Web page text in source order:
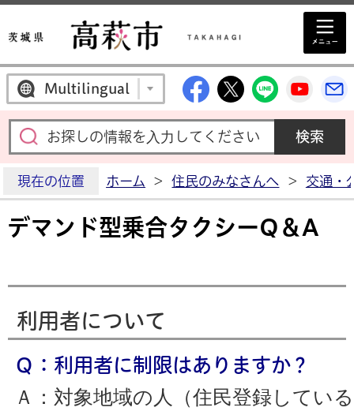
Multilingual 高萩市公式
高萩市公式X
高萩市
高
現在の位置 ホーム > 住民のみなさんへ > 交通・
デマンド型乗合タクシーQ＆A
利用者について
Ｑ：利用者に制限はありますか？
Ａ：対象地域の人（住民登録してい